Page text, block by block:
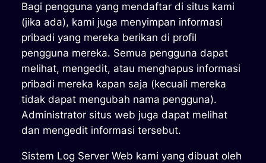
Bagi pengguna yang mendaftar di situs kami
(jika ada), kami juga menyimpan informasi
pribadi yang mereka berikan di profil
pengguna mereka. Semua pengguna dapat
melihat, mengedit, atau menghapus informasi
pribadi mereka kapan saja (kecuali mereka
tidak dapat mengubah nama pengguna).
Administrator situs web juga dapat melihat
dan mengedit informasi tersebut.
Sistem Log Server Web kami yang dibuat oleh